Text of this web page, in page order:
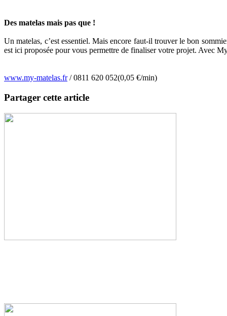
Des matelas mais pas que !
Un matelas, c’est essentiel. Mais encore faut-il trouver le bon
est ici proposée pour vous permettre de finaliser votre projet. Avec
www.my-matelas.fr/ 0811 620 052(0,05 €/min)
Partager cette article